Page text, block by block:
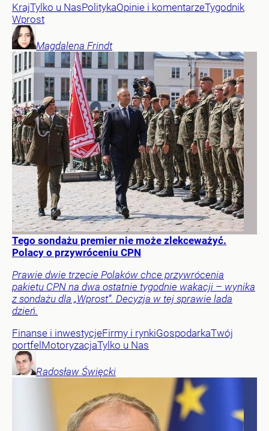
KrajTylko u NasPolitykaOpinie i komentarzeTygodnik
Wprost
Magdalena Frindt
Tego sondażu premier nie może zlekceważyć.
Polacy o przywróceniu CPN
Prawie dwie trzecie Polaków chce przywrócenia
pakietu CPN na dwa ostatnie tygodnie wakacji – wynika
z sondażu dla „Wprost”. Decyzja w tej sprawie lada
dzień.
Finanse i inwestycjeFirmy i rynkiGospodarkaTwój
portfelMotoryzacjaTylko u Nas
Radosław Święcki